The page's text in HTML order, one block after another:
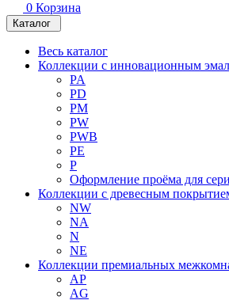
0 Корзина
Каталог
Весь каталог
Коллекции с инновационным
PA
PD
PM
PW
PWB
PE
P
Оформление проёма для
Коллекции с древесным
NW
NA
N
NE
Коллекции премиальных
AP
AG